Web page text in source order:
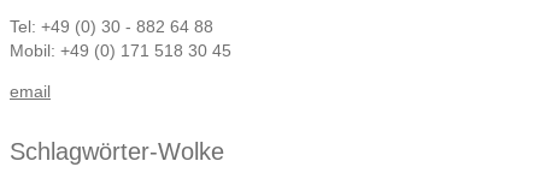
Tel: +49 (0) 30 - 882 64 88
Mobil: +49 (0) 171 518 30 45
email
Schlagwörter-Wolke